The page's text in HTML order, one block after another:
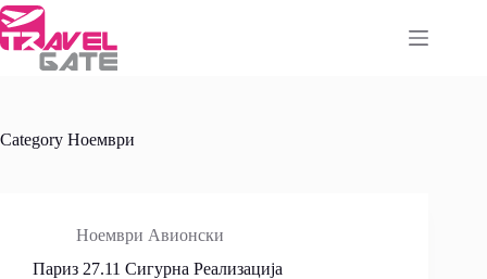
Skip
to
content
Category Ноември
Ноември Авионски
Париз 27.11 Сигурна Реализација